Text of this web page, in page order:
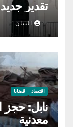
تقدير
البيان
اقتصاد قضايا
معدنية